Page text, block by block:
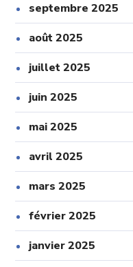
septembre 2025
août 2025
juillet 2025
juin 2025
mai 2025
avril 2025
mars 2025
février 2025
janvier 2025